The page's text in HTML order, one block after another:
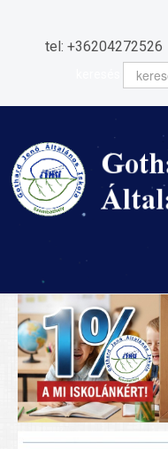
tel: +36204272526
HÍREINK
ISKOLÁNK
Igazgatói köszöntő
Iskolánkról
Ez a tanévünk